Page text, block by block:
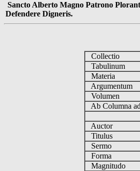
Sancto Alberto Magno Patrono
Defendere Digneris.
Collectio
Tabulinum
Materia
Argumentum
Volumen
Ab Columna
Auctor
Titulus
Sermo
Forma
Magnitudo